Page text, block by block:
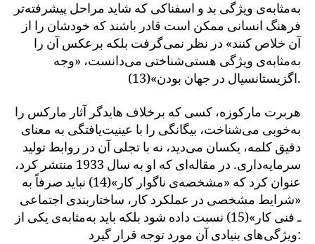
به‌مثابه‌ی ویژگی بد و اسفناکی که شاید مراحل پیشرفته‌تر
فرهنگ انسانی ممکن است قادر باشند که خودشان را از
آن خلاص کنند» در نظر نمی‌گرفت بلکه برعکس آن را
به‌مثابه‌ی ویژگی هستی‌شناختی می‌دانست، «وجه
اگزیستانسیال در جهان بودن»(13).
هربرت مارکوزه، کسی که برخلاف هایدگر آثار مارکس را
به‌خوبی می‌شناخت، بیگانگی را با عینیت‌یافتگی به معنای
دقیق کلمه، یکسان می‌دید، نه با تجلی آن در روابط تولید
سرمایه‌داری. در مقاله‌ای که او به سال 1933 منتشر کرد،
عنوان کرد که «مشخصه‌ی ناگوار کار»(14) نباید صرفاً به
«شرایط مشخصی در عملکرد کار، ساختاربندی اجتماعی
ـ فنی کار»(15) نسبت داده شود بلکه باید به‌مثابه‌ی یکی از
ویژگی‌های بنیادی آن مورد توجه قرار گیرد: